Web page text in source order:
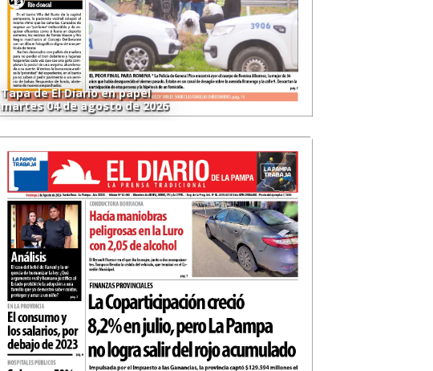
Tapa de El Diario en papel
martes 04 de agosto de 2026